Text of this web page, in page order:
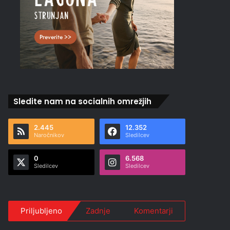
Sledite nam na socialnih omrežjih
2.445
Naročnikov
12.352
Sledilcev
0
Sledilcev
6.568
Sledilcev
Priljubljeno Zadnje Komentarji